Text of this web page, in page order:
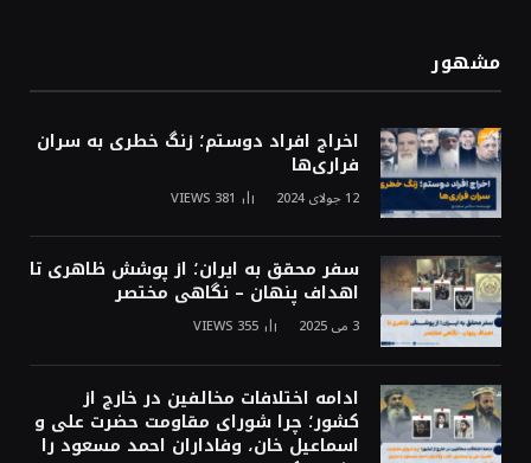
مشهور
اخراج افراد دوستم؛ زنگ خطری به سران
فراری‌ها
12 جولای 2024 381
VIEWS
سفر محقق به ایران؛ از پوشش ظاهری تا
اهداف پنهان – نگاهی مختصر
3 می 2025 355
VIEWS
ادامه اختلافات مخالفین در خارج از
کشور؛ چرا شورای مقاومت حضرت علی و
اسماعیل خان، وفاداران احمد مسعود را